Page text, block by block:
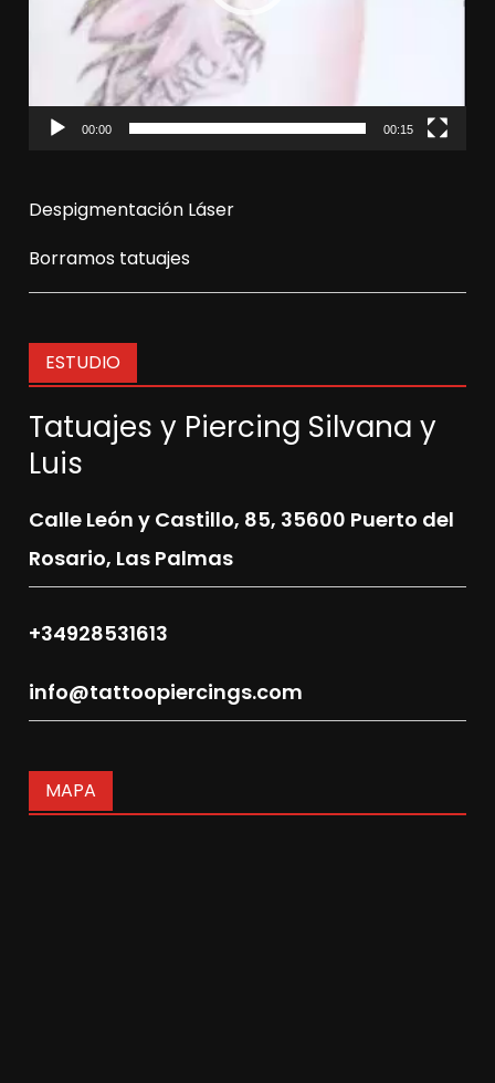
00:00 00:15
Despigmentación Láser
Borramos tatuajes
ESTUDIO
Tatuajes y Piercing Silvana y
Luis
Calle León y Castillo, 85, 35600 Puerto del
Rosario, Las Palmas
+34928531613
info@tattoopiercings.com
MAPA